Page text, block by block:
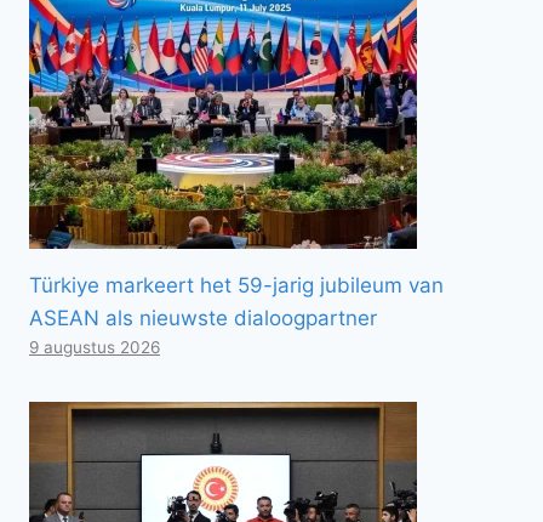
Türkiye markeert het 59-jarig jubileum van
ASEAN als nieuwste dialoogpartner
9 augustus 2026